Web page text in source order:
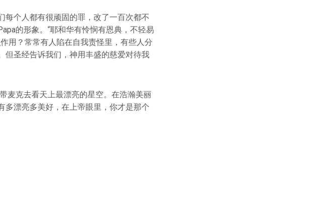
每个人都有很顽固的罪，改了一百次都不
的形象。“耶和华有怜悯有恩典，不轻易
用？常常有人陷在自我责怪里，有些人分
但圣经告诉我们，神用丰盛的慈爱对待我
麦克去看天上最漂亮的星空。在浩瀚美丽
多漂亮多美好，在上帝眼里，你才是那个